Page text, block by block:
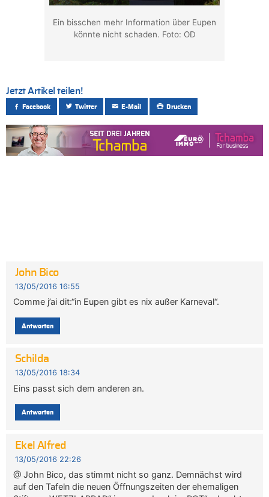
Ein bisschen mehr Information über Eupen
könnte nicht schaden. Foto: OD
Jetzt Artikel teilen!
Facebook Twitter E-Mail Drucken
John Bico
13/05/2016 16:55
Comme j’ai dit:“in Eupen gibt es nix außer Karneval“.
Antworten
Schilda
13/05/2016 18:34
Eins passt sich dem anderen an.
Antworten
Ekel Alfred
13/05/2016 22:26
@ John Bico, das stimmt nicht so ganz. Demnächst wird
auf den Tafeln die neuen Öffnungszeiten der ehemaligen